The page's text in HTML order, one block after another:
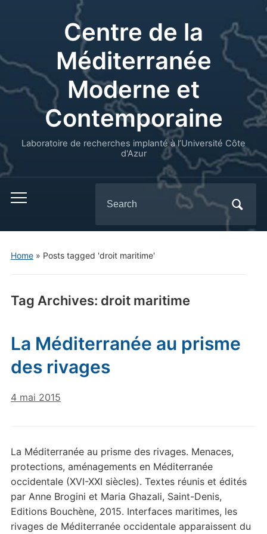
Centre de la
Méditerranée
Moderne et
Contemporaine
Laboratoire de recherches implanté à l’Université Côte
d'Azur
for:
Home» Posts tagged 'droit maritime'
Tag Archives: droit maritime
La Méditerranée au prisme
des rivages
4 mai 2015
La Méditerranée au prisme des rivages. Menaces,
protections, aménagements en Méditerranée
occidentale (XVI-XXI siècles). Textes réunis et édités
par Anne Brogini et Maria Ghazali, Saint-Denis,
Editions Bouchène, 2015. Interfaces maritimes, les
rivages de Méditerranée occidentale apparaissent du